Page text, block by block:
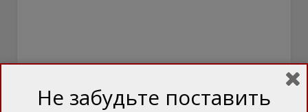
Не забудьте поставить